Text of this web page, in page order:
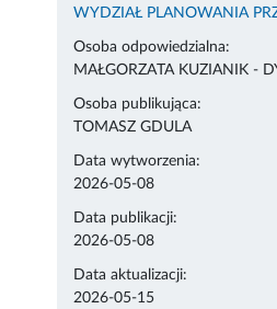
WYDZIAŁ PLANOWANIA
Osoba odpowiedzialna:
MAŁGORZATA KUZIANIK -
Osoba publikująca:
TOMASZ GDULA
Data wytworzenia:
2026-05-08
Data publikacji:
2026-05-08
Data aktualizacji:
2026-05-15